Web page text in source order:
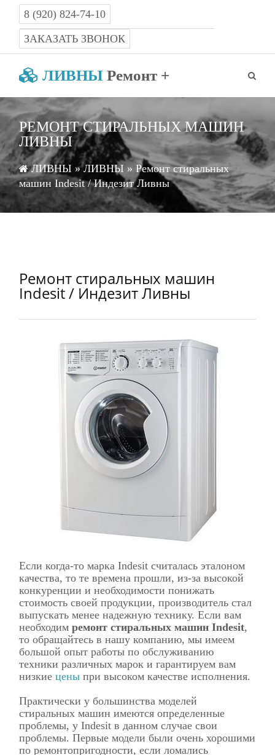
8 (920) 824-74-10
Работаем с 8-00 до 22-00 без выходных
ЗАКАЗАТЬ ЗВОНОК
ЛИВНЫ Ремонт +
РЕМОНТ СТИРАЛЬНЫХ МАШИН
ЛИВНЫ
ЛИВНЫ »ЛИВНЫ» Ремонт стиральных
машин Indesit / Индезит Ливны
Ремонт стиральных машин
Indesit / Индезит Ливны
Если когда-то марка Indesit считалась эталоном
качества, то те времена прошли, из-за высокой
конкуренции и необходимости понижать
стоимость своей продукции, производитель стал
выпускать менее надежную технику. Если вам
необходимремонт стиральных машин Indesit,
то обращайтесь в нашу компанию, мы имеем
большой опыт работы по обслуживанию
техники различных марок и гарантируем вам
низкиецены при высоком качестве исполнения.
Практически у большинства моделей
стиральных машин имеются определенные
проблемы, у Indesit в данном случае свои
проблемы. Первые модели были очень хорошими
по ремонтопригодности, если ломались